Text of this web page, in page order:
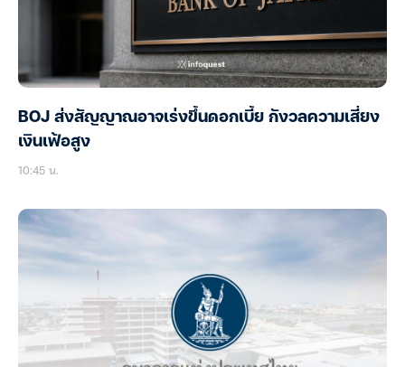
BOJ ส่งสัญญาณอาจเร่งขึ้นดอกเบี้ย กังวลความเสี่ยง
เงินเฟ้อสูง
10:45 น.